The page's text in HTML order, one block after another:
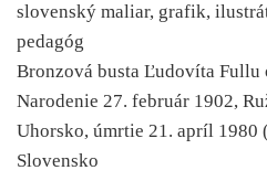
slovenský maliar, grafik,
pedagóg
Bronzová busta Ľudovíta Fullu
Narodenie 27. február 1902,
Uhorsko, úmrtie 21. apríl 1980
Slovensko